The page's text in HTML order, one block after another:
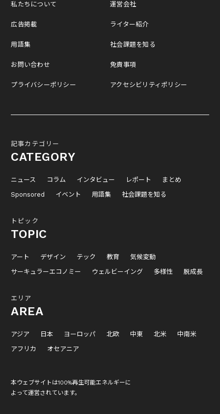
私たちについて
広告掲載
用語集
お問い合わせ
プライバシーポリシー
運営会社
ライター紹介
社会課題を知る
免責事項
アクセシビリティポリシー
記事カテゴリー
CATEGORY
ニュース コラム インタビュー レポート
まとめ
Sponsored
イベント 用語集 社会課題を知る
トピック
TOPIC
アート デザイン テック 教育
気候変動
サーキュラーエコノミー
ウェルビーイング 多様性 脱成長
エリア
AREA
アジア 日本 ヨーロッパ 北欧 中東 北米
中南米
アフリカ
オセアニア
本ウェブサイトは100%再生可能エネルギーに
よって運営されています。